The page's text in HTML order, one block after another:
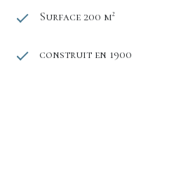
Surface 200 m²
construit en 1900